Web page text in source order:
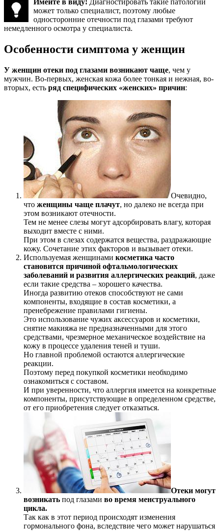
может только специалист, поэтому любые
односторонние отечности под глазами требуют
немедленного осмотра у специалиста.
Особенности симптома у женщин
У женщин отеки под глазами возникают чаще, чем у
мужчин. Во-первых, женская кожа более тонкая и нежная, во-
вторых, есть ряд специфических «женских» причин:
Очевидно,
что женщины чаще плачут, но далеко не всегда при
этом возникают отечности.
Тем не менее слезы могут адсорбировать влагу, которая
выходит вместе с ними.
При этом в слезах содержатся вещества, раздражающие
кожу. Сочетание этих факторов и вызывает отеки.
Используемая женщинами косметика часто
становится причиной офтальмологических
заболеваний и развития аллергических реакций, даже
если такие средства – хорошего качества.
Иногда развитию отеков способствуют не сами
компоненты, входящие в состав косметики, а
пренебрежение правилами гигиены.
Это использование чужих аксессуаров и косметики,
снятие макияжа не предназначенными для этого
средствами, чрезмерное механическое воздействие на
кожу в процессе удаления теней и туши.
Но главной проблемой остаются аллергические
реакции.
Поэтому перед покупкой косметики необходимо
ознакомиться с составом.
И при уверенности, что аллергия имеется на конкретные
компоненты, присутствующие в определенном средстве,
от его приобретения следует отказаться.
Отеки могут
возникать под глазами во время менструального
цикла.
Так как в этот период происходят изменения
гормонального фона, вследствие чего может нарушаться